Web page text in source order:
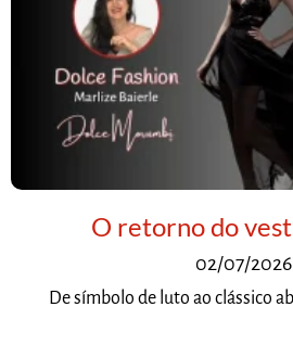
O retorno do
02/07/2026
De símbolo de luto ao clássico